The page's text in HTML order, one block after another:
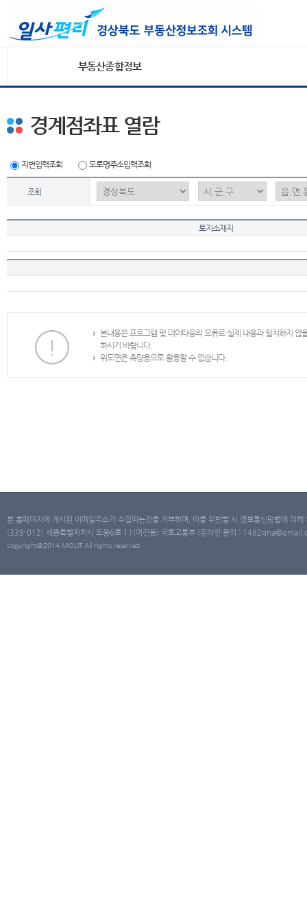
부동산종합정보
경계점좌표 열람
지번입력조회 도로명주소입력조회
조회
토지소재지
본내용은 프로그램 및 데이타등의 오류로 실제 내용과 일치하지
하시기 바랍니다.
위도면은 측량용으로 활용할 수 없습니다.
본 홈페이지에 게시된 이메일주소가 수집되는것을 거부하며, 이를 위반할 시 정보통신망법에 의
(339-012) 세종특별자치시 도움6로 11(어진동) 국토교통부 (온라인 문의 :
copyright@2014 MOLIT All rights reserved.